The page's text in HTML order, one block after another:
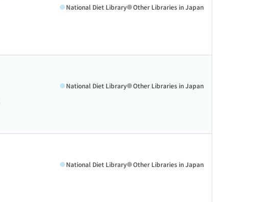
National Diet Library Other Libraries in Japan
National Diet Library Other Libraries in Japan
National Diet Library Other Libraries in Japan